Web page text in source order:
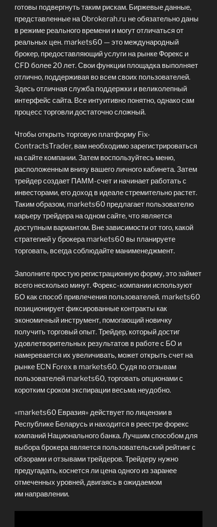
готовы подвергнуть таким рискам. Биржевые данные,
представленные на Obrokerah.ru не обязательно даны
в режиме реального времени и могут отличаться от
реальных цен. markets60 — это международный
брокер, предоставляющий услуги на рынке Форекс и
CFD более 20 лет. Свои функции площадка выполняет
отлично, поддерживая во всем своих пользователей.
Здесь отличная служба поддержки и великолепный
интерфейс сайта. Все интуитивно понятно, однако сам
процесс торговли достаточно сложный.
Чтобы открыть торговую платформу Fix-
ContractsTrader, вам необходимо зарегистрироваться
на сайте компании. Затем воспользуйтесь меню,
расположенным внизу вашего личного кабинета. Затем
трейдер создает ПАММ-счет и начинает работать с
инвесторами, его доход в идеале стремительно растет.
Таким образом, markets60 предлагает пользователю
карьеру трейдера на одном сайте, что является
доступным вариантом. Вне зависимости от того, какой
стратегией у брокера markets60 вы планируете
торговать, всегда соблюдайте манименеджмент.
Заполните простую регистрационную форму, это займет
всего несколько минут. Форекс-компании используют
БО как способ привлечения пользователей. markets60
позиционирует фиксированные контракты как
экономичный инструмент, помогающий новичку
получить торговый опыт. Трейдер, который достиг
удовлетворительных результатов в работе с БО и
намеревается их увеличивать, может открыть счет на
рынке ECN Forex в markets60. Судя по отзывам
пользователей markets60, торговать опционами с
коротким сроком экспирации весьма неудобно.
«markets60 Евразия» действует по лицензии в
Республике Беларусь и находится в реестре форекс
компаний Национального банка. Лучшим способом для
выбора брокера является пользовательский рейтинг с
обзорами и отзывами трейдеров. Трейдеру нужно
предугадать, коснется ли цена одного из заранее
отмеченных уровней, двигаясь в ожидаемом
им направлении.